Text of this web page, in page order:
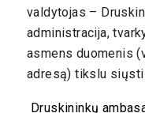
valdytojas –
administracija,
asmens duomenis
adresą) tikslu
Druskininkų